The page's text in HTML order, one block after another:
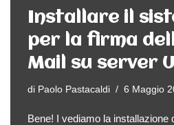
Installare il
per la firma
Mail su server
di Paolo Pastacaldi 6 Maggio
Bene! I vediamo la installazione